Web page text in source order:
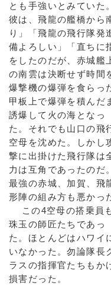
とも手強いとみていた。
彼は、飛龍の艦橋から
り」「飛龍の飛行隊発
備よろしい」「直ちに
をしたのだが、赤城艦
の南雲は決断せず時間
爆撃機の爆弾を食らっ
甲板上で爆弾を積んだ
誘爆して火の海となっ
た。それでも山口の飛
空母を沈めた。しかし
撃に出掛けた飛行隊は
力は互角であったのだ。
最強の赤城、加賀、飛
形陣の組み方も悪かっ
この4空母の搭乗員
珠玉の師匠たちであっ
た。ほとんどはハワイ
いなかった。勿論隊長
ラスの指揮官たちもか
損害だった。